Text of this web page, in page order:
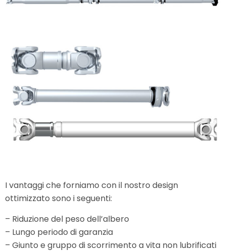
I vantaggi che forniamo con il nostro design
ottimizzato sono i seguenti:
– Riduzione del peso dell’albero
– Lungo periodo di garanzia
– Giunto e gruppo di scorrimento a vita non lubrificati